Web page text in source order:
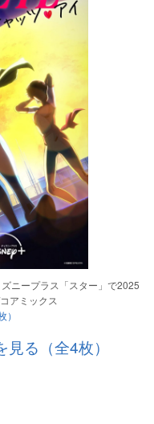
ニープラス「スター」で2025
アミックス
）
見る（全4枚）